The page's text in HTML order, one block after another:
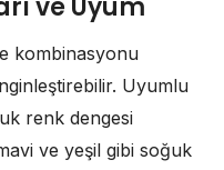
ve Uyum
kombinasyonu
Uyumlu
renk dengesi
ve yeşil gibi soğuk